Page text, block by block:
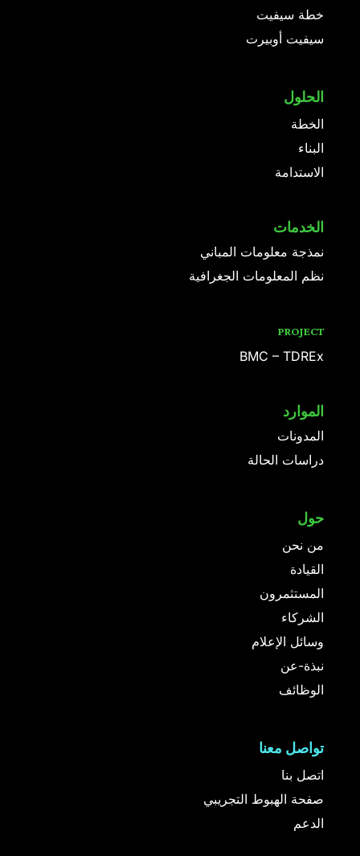
خطة سيفيت
سيفيت أوبيرت
الحلول
الخطة
البناء
الاستدامة
الخدمات
نمذجة معلومات المباني
نظم المعلومات الجغرافية
PROJECT
BMC – TDREx
الموارد
المدونات
دراسات الحالة
حول
من نحن
القيادة
المستثمرون
الشركاء
وسائل الإعلام
نبذة-عن
الوظائف
تواصل معنا
اتصل بنا
صفحة الهبوط التجريبي
الدعم